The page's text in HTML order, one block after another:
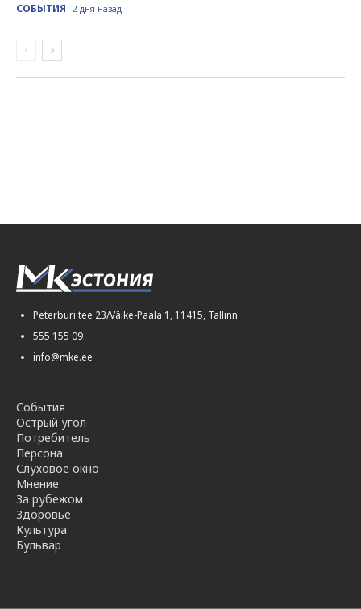
СОБЫТИЯ 2 дня назад
Peterburi tee 23/Väike-Paala 1, 11415, Tallinn
555 155 09
info@mke.ee
События
Острый угол
Потребитель
Персона
Слуховое окно
Мнение
За рубежом
Здоровье
Культура
Бульвар